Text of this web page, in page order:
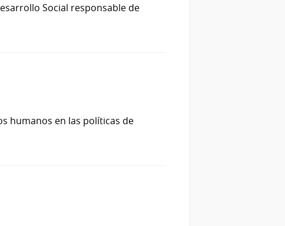
Social responsable de
humanos en las políticas de